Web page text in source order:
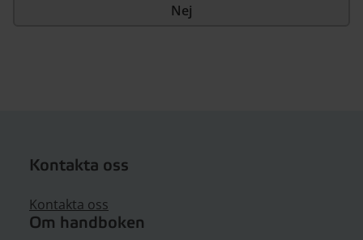
Nej
Kontakta oss
Kontakta oss
Om handboken